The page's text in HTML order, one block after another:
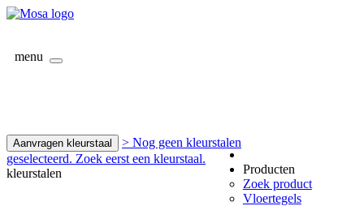
menu
Aanvragen kleurstaal
> Nog geen kleurstalen
geselecteerd. Zoek eerst een kleurstaal.
kleurstalen
Producten
Zoek product
Vloertegels